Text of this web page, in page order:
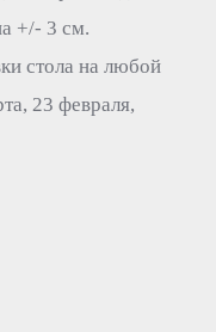
+/- 3 см.
стола на любой
23 февраля,